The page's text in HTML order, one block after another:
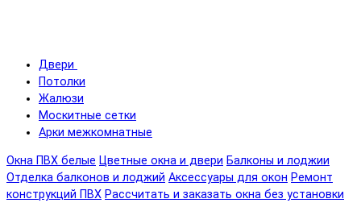
Двери
Потолки
Жалюзи
Москитные сетки
Арки межкомнатные
Окна ПВХ белые Цветные окна и двери Балконы и лоджии
Отделка балконов и лоджий Аксессуары для окон Ремонт
конструкций ПВХ Рассчитать и заказать окна без установки